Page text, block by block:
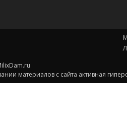
материалов с сайта активная